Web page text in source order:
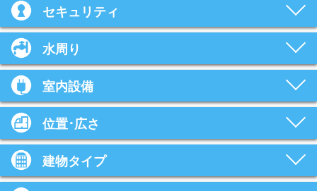
セキュリティ
水周り
室内設備
位置･広さ
建物タイプ